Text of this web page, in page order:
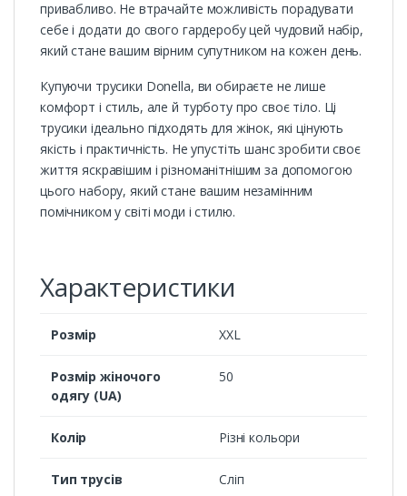
привабливо. Не втрачайте можливість порадувати
себе і додати до свого гардеробу цей чудовий набір,
який стане вашим вірним супутником на кожен день.
Купуючи трусики Donella, ви обираєте не лише
комфорт і стиль, але й турботу про своє тіло. Ці
трусики ідеально підходять для жінок, які цінують
якість і практичність. Не упустіть шанс зробити своє
життя яскравішим і різноманітнішим за допомогою
цього набору, який стане вашим незамінним
помічником у світі моди і стилю.
Характеристики
Розмір XXL
Розмір жіночого
одягу (UA)
50
Колір Різні кольори
Тип трусів Сліп